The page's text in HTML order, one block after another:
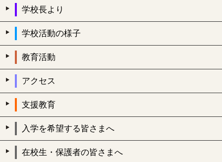
学校長より
学校活動の様子
教育活動
アクセス
支援教育
入学を希望する皆さまへ
在校生・保護者の皆さまへ